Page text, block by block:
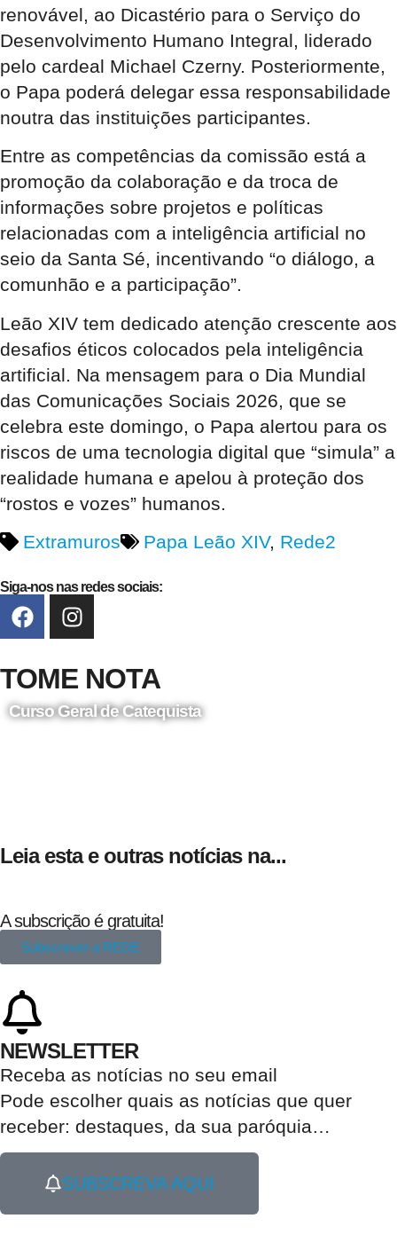
renovável, ao Dicastério para o Serviço do
Desenvolvimento Humano Integral, liderado
pelo cardeal Michael Czerny. Posteriormente,
o Papa poderá delegar essa responsabilidade
noutra das instituições participantes.
Entre as competências da comissão está a
promoção da colaboração e da troca de
informações sobre projetos e políticas
relacionadas com a inteligência artificial no
seio da Santa Sé, incentivando “o diálogo, a
comunhão e a participação”.
Leão XIV tem dedicado atenção crescente aos
desafios éticos colocados pela inteligência
artificial. Na mensagem para o Dia Mundial
das Comunicações Sociais 2026, que se
celebra este domingo, o Papa alertou para os
riscos de uma tecnologia digital que “simula” a
realidade humana e apelou à proteção dos
“rostos e vozes” humanos.
Extramuros
Papa Leão XIV, Rede2
Siga-nos nas redes sociais:
TOME NOTA
Curso Geral de Catequista
Leia esta e outras notícias na...
A subscrição é gratuita!
Subscrever a REDE
NEWSLETTER
Receba as notícias no seu email​
Pode escolher quais as notícias que quer
receber: destaques, da sua paróquia…
SUBSCREVA AQUI